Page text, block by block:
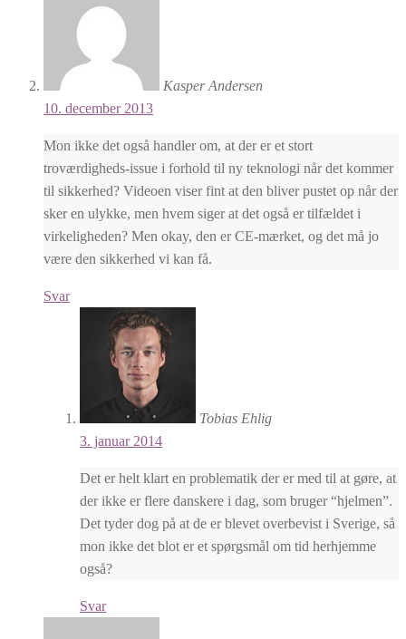
Kasper Andersen
10. december 2013
Mon ikke det også handler om, at der er et stort
troværdigheds-issue i forhold til ny teknologi når det kommer
til sikkerhed? Videoen viser fint at den bliver pustet op når der
sker en ulykke, men hvem siger at det også er tilfældet i
virkeligheden? Men okay, den er CE-mærket, og det må jo
være den sikkerhed vi kan få.
Svar
Tobias Ehlig
3. januar 2014
Det er helt klart en problematik der er med til at gøre, at
der ikke er flere danskere i dag, som bruger “hjelmen”.
Det tyder dog på at de er blevet overbevist i Sverige, så
mon ikke det blot er et spørgsmål om tid herhjemme
også?
Svar